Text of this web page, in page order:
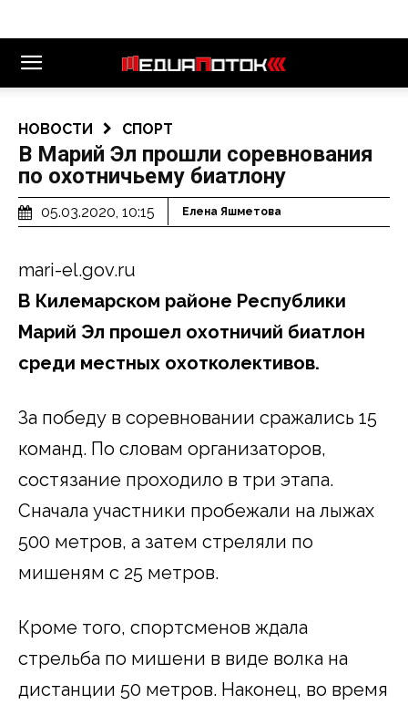
НОВОСТИ СПОРТ
В Марий Эл прошли соревнования
по охотничьему биатлону
05.03.2020, 10:15 Елена Яшметова
mari-el.gov.ru
В Килемарском районе Республики
Марий Эл прошел охотничий биатлон
среди местных охотколективов.
За победу в соревновании сражались 15
команд. По словам организаторов,
состязание проходило в три этапа.
Сначала участники пробежали на лыжах
500 метров, а затем стреляли по
мишеням с 25 метров.
Кроме того, спортсменов ждала
стрельба по мишени в виде волка на
дистанции 50 метров. Наконец, во время